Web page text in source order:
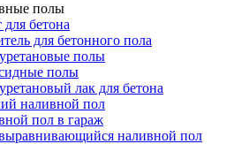
полы
для бетона
для бетонного пола
полы
полы
лак для бетона
наливной пол
пол в гараж
наливной пол